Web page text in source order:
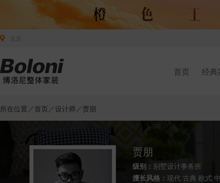
首页 经典
所在位置／首页 ／设计师 ／贾朋
贾朋
级别： 别墅设计事务所
擅长风格： 现代 古典 欧式